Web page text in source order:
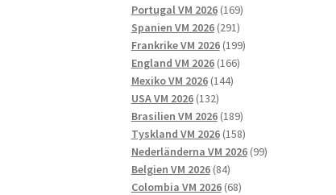
Portugal VM 2026 169169
produkter
Spanien VM 2026 291291
produkter
Frankrike VM 2026 199199
England VM 2026 166166
Mexiko VM 2026 144144
USA VM 2026 132132
produkter
Brasilien VM 2026 189189
produkter
Tyskland VM 2026 158158
produkter
Nederländerna VM 2026 9999
Belgien VM 2026 8484
produkter
Colombia VM 2026 6868